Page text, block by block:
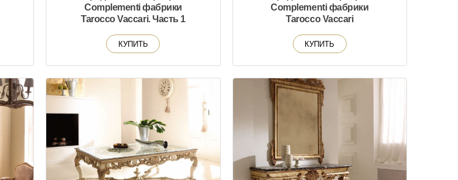
Complementi фабрики
Tarocco Vaccari. Часть 1
КУПИТЬ
Complementi фабрики
Tarocco Vaccari
КУПИТЬ